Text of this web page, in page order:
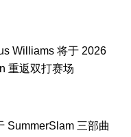
Williams 将于 2026
重返双打赛场
SummerSlam 三部曲